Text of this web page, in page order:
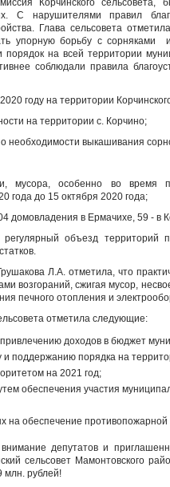
С нарушителями правил
Глава сельсовета
упорную борьбу с сорняками
на всей территории
соблюдали правила
году на территории
на территории с. Корчино;
необходимости выкашивания
мусора, особенно во время
года до 15 октября 2020 года;
домовладения в Ермачихе, 59 - в
регулярный объезд
Л.А. отметила, что
возгораний, сжигая мусор,
печного отопления и
отметила следующие:
доходов в бюджет
поддержанию порядка на
на 2021 год;
обеспечения участия
на обеспечение противопожарной
депутатов и
сельсовет Мамонтовского
млн. рублей!